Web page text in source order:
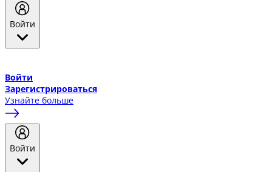
Войти
Войти
Зарегистрироваться
Узнайте больше
Войти